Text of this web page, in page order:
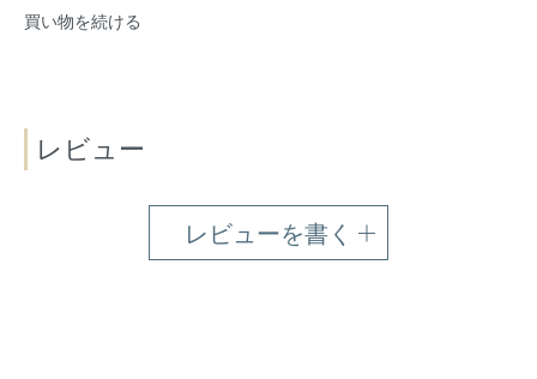
買い物を続ける
レビュー
レビューを書く